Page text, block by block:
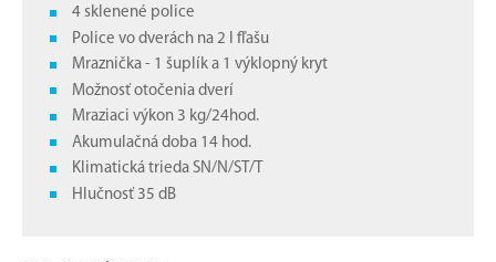
4 sklenené police
Police vo dverách na 2 l fľašu
Mraznička - 1 šuplík a 1 výklopný kryt
Možnosť otočenia dverí
Mraziaci výkon 3 kg/24hod.
Akumulačná doba 14 hod.
Klimatická trieda SN/N/ST/T
Hlučnosť 35 dB